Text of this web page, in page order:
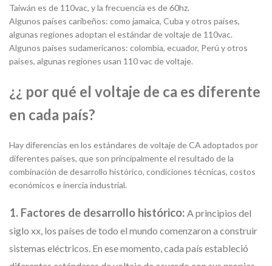
Taiwán es de 110vac, y la frecuencia es de 60hz.
Algunos países caribeños: como jamaica, Cuba y otros países,
algunas regiones adoptan el estándar de voltaje de 110vac.
Algunos países sudamericanos: colombia, ecuador, Perú y otros
países, algunas regiones usan 110 vac de voltaje.
¿¿ por qué el voltaje de ca es diferente
en cada país?
Hay diferencias en los estándares de voltaje de CA adoptados por
diferentes países, que son principalmente el resultado de la
combinación de desarrollo histórico, condiciones técnicas, costos
económicos e inercia industrial.
1. Factores de desarrollo histórico: A principios del
siglo xx, los países de todo el mundo comenzaron a construir
sistemas eléctricos. En ese momento, cada país estableció